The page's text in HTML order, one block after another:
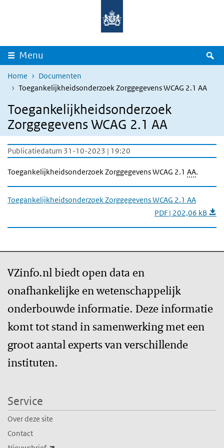
Overslaan en naar de inhoud gaan
Menu
Home
Documenten
Toegankelijkheidsonderzoek Zorggegevens WCAG 2.1 AA
Toegankelijkheidsonderzoek
Zorggegevens WCAG 2.1 AA
Publicatiedatum 31-10-2023 | 19:20
Toegankelijkheidsonderzoek Zorggegevens WCAG 2.1 AA.
Toegankelijkheidsonderzoek Zorggegevens WCAG 2.1 AA
PDF | 202,06 kB
VZinfo.nl biedt open data en
onafhankelijke en wetenschappelijk
onderbouwde informatie. Deze informatie
komt tot stand in samenwerking met een
groot aantal experts van verschillende
instituten.
Service
Over deze site
Contact